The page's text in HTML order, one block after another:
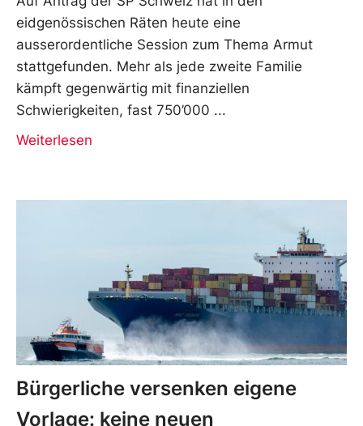
eidgenössischen Räten heute eine
ausserordentliche Session zum Thema Armut
stattgefunden. Mehr als jede zweite Familie
kämpft gegenwärtig mit finanziellen
Schwierigkeiten, fast 750’000
Weiterlesen
Bürgerliche versenken eigene
Vorlage: keine neuen